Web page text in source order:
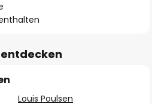
Louis Poulsen